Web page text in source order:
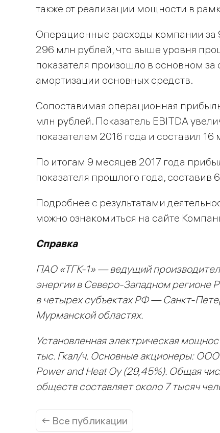
также от реализации мощности в
Операционные расходы компании за
296 млн рублей, что выше уровня
показателя произошло в основном за
амортизации основных средств.
Сопоставимая операционная
млн рублей. Показатель EBITDA
показателем 2016 года и составил
По итогам 9 месяцев 2017 года
показателя прошлого года, составив
Подробнее с результатами
можно ознакомиться на сайте
Справка
ПАО «ТГК-1» — ведущий
энергии в Северо-Западном регионе
в четырех субъектах РФ — Санкт-
Мурманской областях.
Установленная электрическая
тыс. Гкал/ч. Основные акционеры:
Power and Heat Oy (29,45%). Общая
обществ составляет около 7 тысяч
← Все публикации